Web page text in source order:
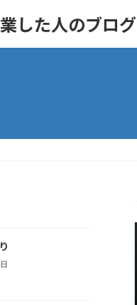
した人のブログ